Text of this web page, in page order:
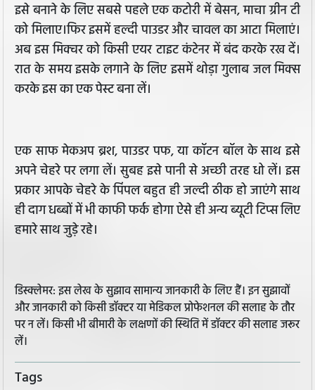
इसे बनाने के लिए सबसे पहले एक कटोरी में बेसन, माचा ग्रीन टी
को मिलाए।फिर इसमें हल्दी पाउडर और चावल का आटा मिलाएं।
अब इस मिक्चर को किसी एयर टाइट कंटेनर में बंद करके रख दें।
रात के समय इसके लगाने के लिए इसमें थोड़ा गुलाब जल मिक्स
करके इस का एक पेस्ट बना लें।
एक साफ मेकअप ब्रश, पाउडर पफ, या कॉटन बॉल के साथ इसे
अपने चेहरे पर लगा लें। सुबह इसे पानी से अच्‍छी तरह धो लें। इस
प्रकार आपके चेहरे के पिंपल बहुत ही जल्दी ठीक हो जाएंगे साथ
ही दाग धब्बों में भी काफी फर्क होगा ऐसे ही अन्य ब्यूटी टिप्स लिए
हमारे साथ जुड़े रहे।
डिस्क्लेमर: इस लेख के सुझाव सामान्य जानकारी के लिए हैं। इन सुझावों
और जानकारी को किसी डॉक्टर या मेडिकल प्रोफेशनल की सलाह के तौर
पर न लें। किसी भी बीमारी के लक्षणों की स्थिति में डॉक्टर की सलाह जरूर
लें।
Tags